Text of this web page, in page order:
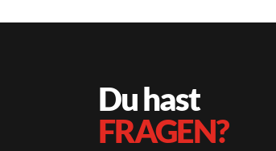
Du hast
FRAGEN?